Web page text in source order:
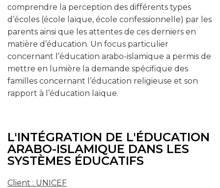
comprendre la perception des différents types
d’écoles (école laïque, école confessionnelle) par les
parents ainsi que les attentes de ces derniers en
matière d’éducation. Un focus particulier
concernant l’éducation arabo-islamique a permis de
mettre en lumière la demande spécifique des
familles concernant l’éducation religieuse et son
rapport à l’éducation laïque.
L'INTÉGRATION DE L'ÉDUCATION
ARABO-ISLAMIQUE DANS LES
SYSTÈMES ÉDUCATIFS
Client : UNICEF